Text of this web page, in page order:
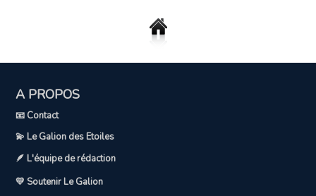
A PROPOS
📧 Contact
💫 Le Galion des Etoiles
🪶 L'équipe de rédaction
💛 Soutenir Le Galion